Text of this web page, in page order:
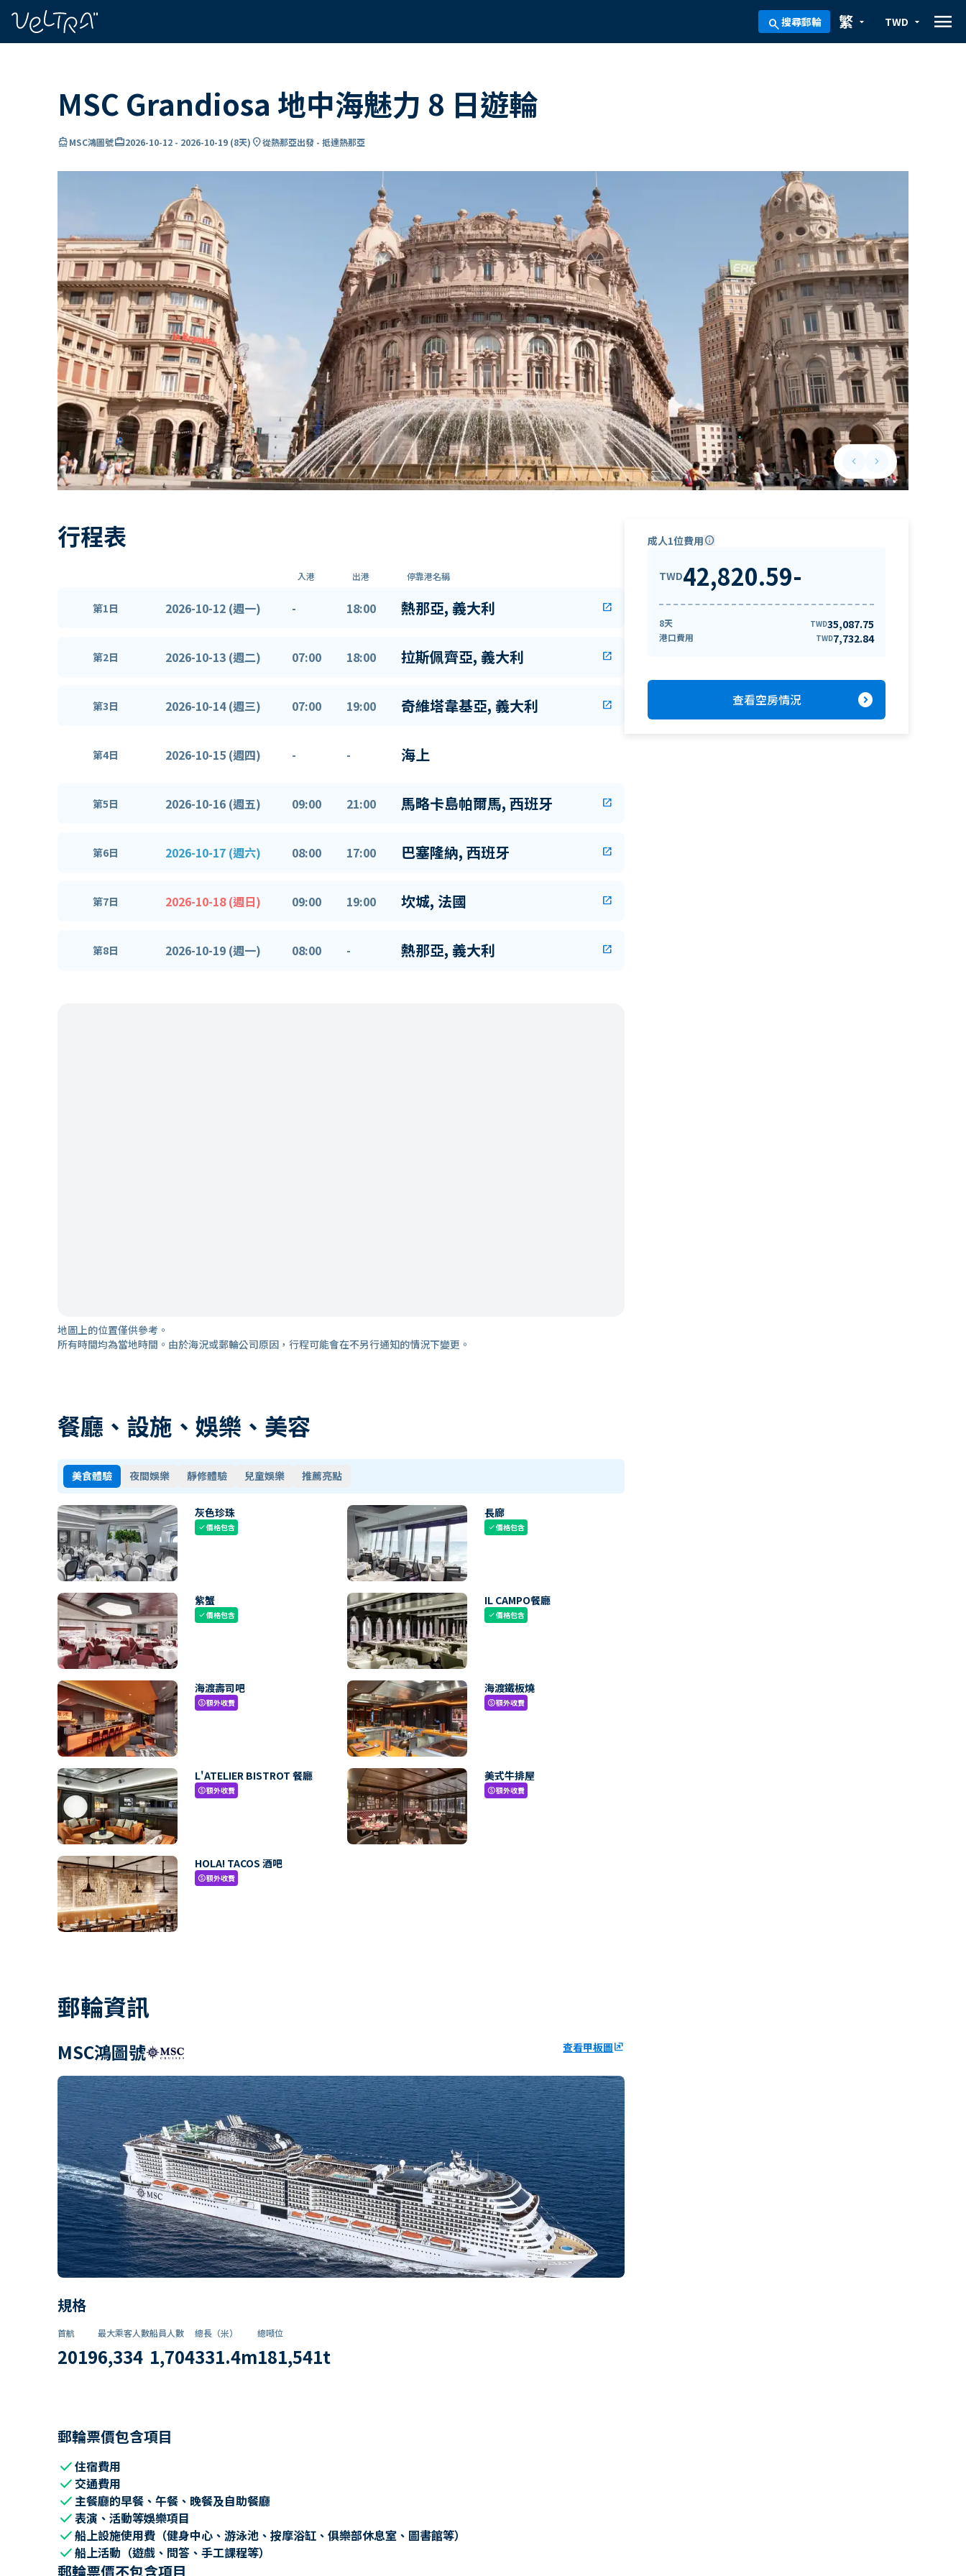
search搜尋郵輪 arrow_drop_down
繁 arrow_drop_down
TWD menu
MSC Grandiosa 地中海魅力 8 日遊輪
directions_boatMSC鴻圖號card_travel2026-10-12 - 2026-10-19 (8天) location_on從熱那亞出發 - 抵達熱那亞
keyboard_arrow_leftPrevious slide
keyboard_arrow_rightNext slide
行程表
入港 出港 停靠港名稱
第1日 2026-10-12 (週一) - 18:00 熱那亞, 義大利 open_in_new
第2日 2026-10-13 (週二) 07:00 18:00 拉斯佩齊亞, 義大利 open_in_new
第3日 2026-10-14 (週三) 07:00 19:00 奇維塔韋基亞, 義大利 open_in_new
第4日 2026-10-15 (週四) - - 海上
第5日 2026-10-16 (週五) 09:00 21:00 馬略卡島帕爾馬, 西班牙 open_in_new
第6日 2026-10-17 (週六) 08:00 17:00 巴塞隆納, 西班牙 open_in_new
第7日 2026-10-18 (週日) 09:00 19:00 坎城, 法國 open_in_new
第8日 2026-10-19 (週一) 08:00 - 熱那亞, 義大利 open_in_new
地圖上的位置僅供參考。
所有時間均為當地時間。由於海況或郵輪公司原因，行程可能會在不另行通知的情況下變更。
餐廳、設施、娛樂、美容
美食體驗 夜間娛樂 靜修體驗 兒童娛樂 推薦亮點
灰色珍珠
check價格包含
長廊
check價格包含
紫蟹
check價格包含
IL CAMPO餐廳
check價格包含
海渡壽司吧
paid額外收費
海渡鐵板燒
paid額外收費
L'ATELIER BISTROT 餐廳
paid額外收費
美式牛排屋
paid額外收費
HOLA! TACOS 酒吧
paid額外收費
郵輪資訊
MSC鴻圖號 查看甲板圖ungroup
規格
首航
2019
最大乘客人數
6,334
船員人數
1,704
總長（米）
331.4m
總噸位
181,541t
郵輪票價包含項目
check住宿費用
check 交通費用
check主餐廳的早餐、午餐、晚餐及自助餐廳
check表演、活動等娛樂項目
check船上設施使用費（健身中心、游泳池、按摩浴缸、俱樂部休息室、圖書館等）
check船上活動（遊戲、問答、手工課程等）
郵輪票價不包含項目
成人1位費用info
TWD42,820.59-
8天 TWD35,087.75
港口費用 TWD7,732.84
查看空房情況 expand_circle_right